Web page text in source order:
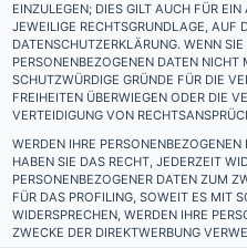
EINZULEGEN; DIES GILT AUCH FÜR
JEWEILIGE RECHTSGRUNDLAGE, AUF
DATENSCHUTZERKLÄRUNG. WENN
PERSONENBEZOGENEN DATEN
SCHUTZWÜRDIGE GRÜNDE FÜR DIE
FREIHEITEN ÜBERWIEGEN ODER DIE
VERTEIDIGUNG VON
WERDEN IHRE
HABEN SIE DAS RECHT, JEDERZEIT
PERSONENBEZOGENER DATEN ZUM
FÜR DAS PROFILING, SOWEIT ES MIT
WIDERSPRECHEN, WERDEN IHRE
ZWECKE DER DIREKTWERBUNG